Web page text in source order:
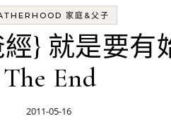
家庭&父子
} 就是要有
The End
2011-05-16